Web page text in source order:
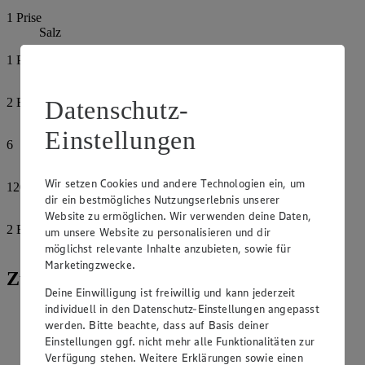
1 Prise
Salz
1 Prise
2 EL
Honig
6
120
Feta
2 EL
Petersilie, gehackt
Zubereitung
Paprika und Zucchini fein würfeln. Knoblauch pressen.
Zwiebel fein hacken und im Olivenöl glasig dünsten.
Dann das Gemüse, die Gewürze und den Knoblauch
Datenschutz-
Einstellungen
Wir setzen Cookies und andere Technologien ein, um
dir ein bestmögliches Nutzungserlebnis unserer
Website zu ermöglichen. Wir verwenden deine Daten,
um unsere Website zu personalisieren und dir
möglichst relevante Inhalte anzubieten, sowie für
Marketingzwecke.
Deine Einwilligung ist freiwillig und kann jederzeit
individuell in den Datenschutz-Einstellungen angepasst
werden. Bitte beachte, dass auf Basis deiner
Einstellungen ggf. nicht mehr alle Funktionalitäten zur
Verfügung stehen. Weitere Erklärungen sowie einen